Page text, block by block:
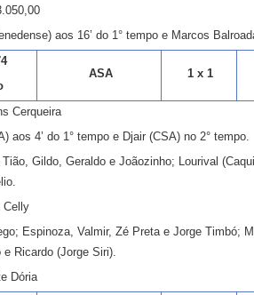
aos 16’ do 1° tempo e Marcos
ASA 1 x 1
Cerqueira
aos 4’ do 1° tempo e Djair (CSA) no 2° tempo.
Tião, Gildo, Geraldo e Joãozinho; Lourival
Celly
Espinoza, Valmir, Zé Preta e Jorge Timbó;
e Ricardo (Jorge Siri).
Dória